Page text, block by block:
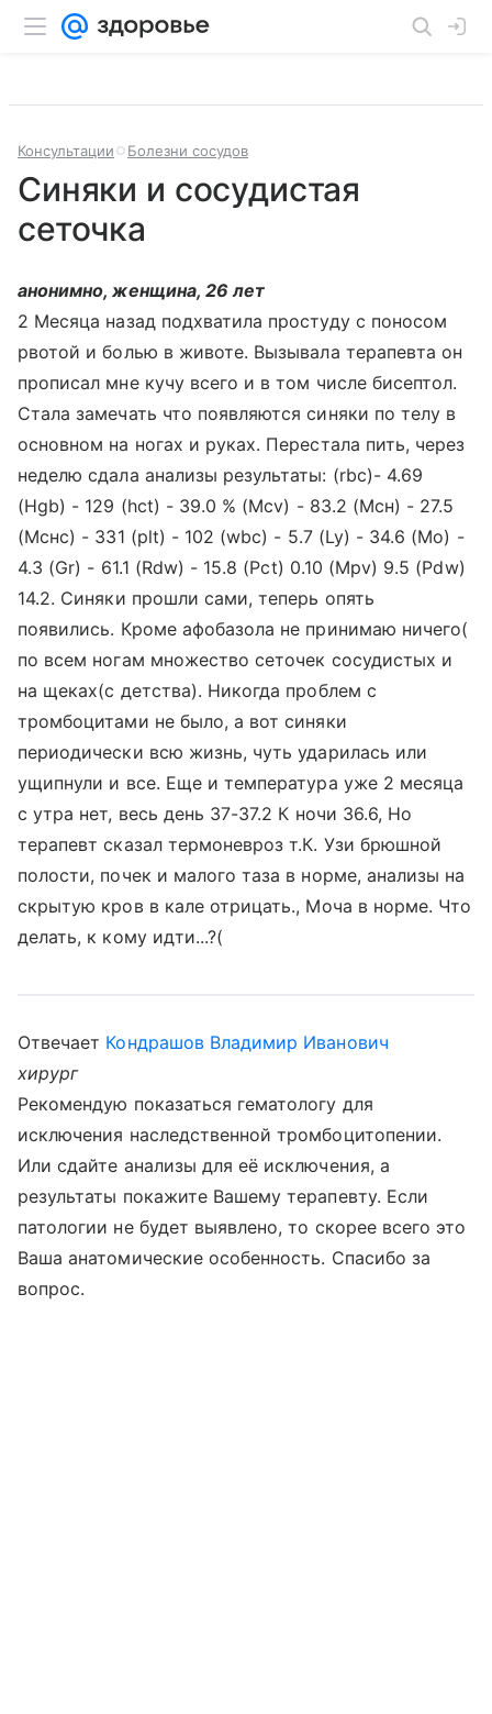
Консультации Болезни сосудов
Синяки и сосудистая
сеточка
анонимно, женщина, 26 лет
2 Месяца назад подхватила простуду с поносом
рвотой и болью в животе. Вызывала терапевта он
прописал мне кучу всего и в том числе бисептол.
Стала замечать что появляются синяки по телу в
основном на ногах и руках. Перестала пить, через
неделю сдала анализы результаты: (rbc)- 4.69
(Hgb) - 129 (hct) - 39.0 % (Mcv) - 83.2 (Мсн) - 27.5
(Мснс) - 331 (plt) - 102 (wbc) - 5.7 (Ly) - 34.6 (Mo) -
4.3 (Gr) - 61.1 (Rdw) - 15.8 (Pct) 0.10 (Mpv) 9.5 (Pdw)
14.2. Синяки прошли сами, теперь опять
появились. Кроме афобазола не принимаю ничего(
по всем ногам множество сеточек сосудистых и
на щеках(с детства). Никогда проблем с
тромбоцитами не было, а вот синяки
периодически всю жизнь, чуть ударилась или
ущипнули и все. Еще и температура уже 2 месяца
с утра нет, весь день 37-37.2 К ночи 36.6, Но
терапевт сказал термоневроз т.К. Узи брюшной
полости, почек и малого таза в норме, анализы на
скрытую кров в кале отрицать., Моча в норме. Что
делать, к кому идти...?(
Отвечает Кондрашов Владимир Иванович
хирург
Рекомендую показаться гематологу для
исключения наследственной тромбоцитопении.
Или сдайте анализы для её исключения, а
результаты покажите Вашему терапевту. Если
патологии не будет выявлено, то скорее всего это
Ваша анатомические особенность. Спасибо за
вопрос.